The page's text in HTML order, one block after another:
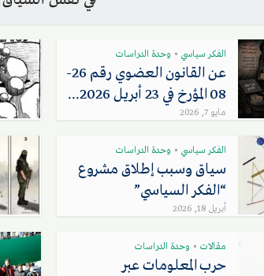
الفكر سياسي • وحدة الدراسات
عن القانون العضوي رقم 26-
08 المؤرخ في 23 أبريل 2026...
مايو 7, 2026
الفكر سياسي • وحدة الدراسات
سياق وسبب إطلاق مشروع
“الفكر السياسي”
أبريل 18, 2026
مقالات • وحدة الدراسات
حرب المعلومات عبر